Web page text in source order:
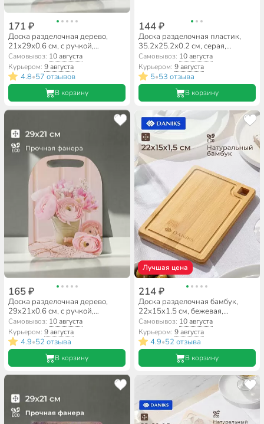
171 ₽
Доска разделочная дерево,
21х29х0.6 см, с ручкой,
прямоугольная, Овощи, Ф-17
Самовывоз: 10 августа
Курьером:9 августа
4.8•57 отзывов
В корзину
144 ₽
Доска разделочная пластик,
35.2х25.2х0.2 см, серая,
прямоугольная, Альтернатива,
М8449
Самовывоз: 10 августа
Курьером: 9 августа
5•53 отзыва
В корзину
165 ₽
Доска разделочная дерево,
29х21х0.6 см, с ручкой,
розовая, прямоугольная, К-150
Самовывоз: 10 августа
Курьером:9 августа
4.9•52 отзыва
В корзину
Лучшая цена
214 ₽
Доска разделочная бамбук,
22х15х1.5 см, бежевая,
прямоугольная, Daniks,
CB35422B
Самовывоз: 10 августа
Курьером: 9 августа
4.9•52 отзыва
В корзину